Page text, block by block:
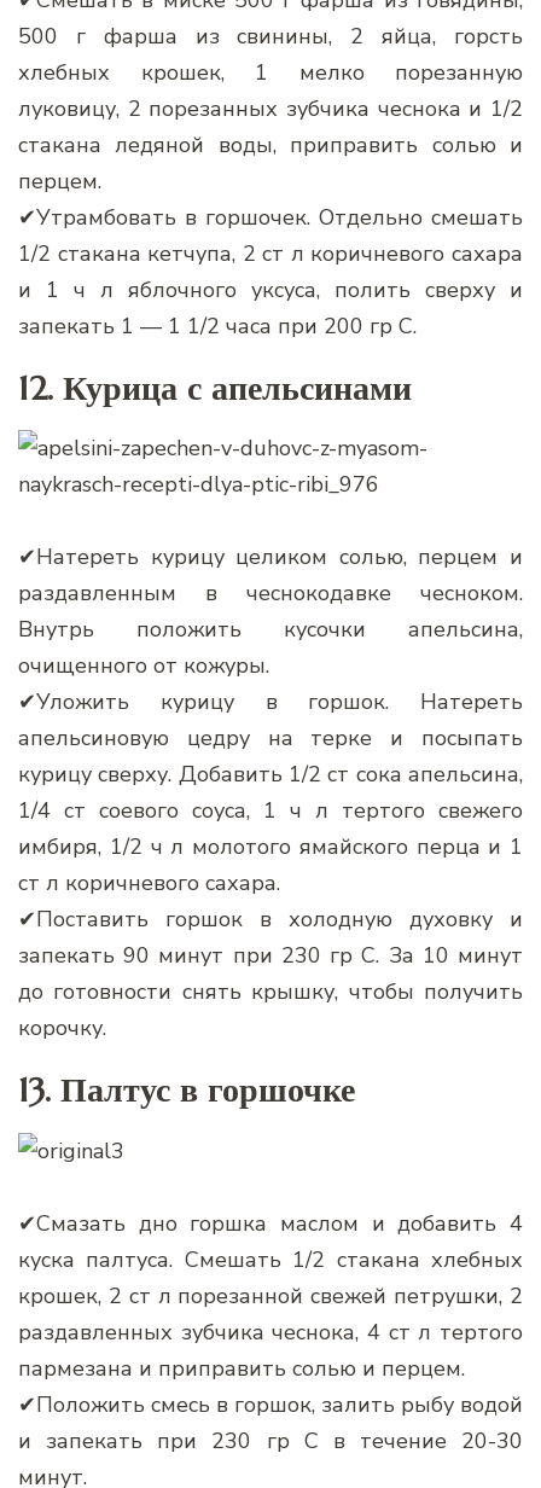
500 г фарша из свинины, 2 яйца, горсть
хлебных крошек, 1 мелко порезанную
луковицу, 2 порезанных зубчика чеснока и 1/2
стакана ледяной воды, приправить солью и
перцем.
✔Утрамбовать в горшочек. Отдельно смешать
1/2 стакана кетчупа, 2 ст л коричневого сахара
и 1 ч л яблочного уксуса, полить сверху и
запекать 1 — 1 1/2 часа при 200 гр С.
12. Курица с апельсинами
✔Натереть курицу целиком солью, перцем и
раздавленным в чеснокодавке чесноком.
Внутрь положить кусочки апельсина,
очищенного от кожуры.
✔Уложить курицу в горшок. Натереть
апельсиновую цедру на терке и посыпать
курицу сверху. Добавить 1/2 ст сока апельсина,
1/4 ст соевого соуса, 1 ч л тертого свежего
имбиря, 1/2 ч л молотого ямайского перца и 1
ст л коричневого сахара.
✔Поставить горшок в холодную духовку и
запекать 90 минут при 230 гр С. За 10 минут
до готовности снять крышку, чтобы получить
корочку.
13. Палтус в горшочке
✔Смазать дно горшка маслом и добавить 4
куска палтуса. Смешать 1/2 стакана хлебных
крошек, 2 ст л порезанной свежей петрушки, 2
раздавленных зубчика чеснока, 4 ст л тертого
пармезана и приправить солью и перцем.
✔Положить смесь в горшок, залить рыбу водой
и запекать при 230 гр С в течение 20-30
минут.